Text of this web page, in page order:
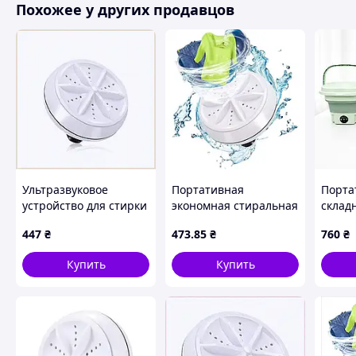
Режим работы
Автоматический
Стиральная машина TURBINE WASH - это
эффективную стиральную
Похожее у других продавцов
Ультразвуковое
устройство для стирки
66B9352A
447 ₴
Купить
Портативная
экономная стиральная
ультразвуковая USB
MA-2
473.85 ₴
Купить
на 12L
760 ₴